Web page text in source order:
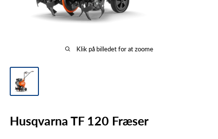
Klik på billedet for at zoome
Husqvarna TF 120 Fræser